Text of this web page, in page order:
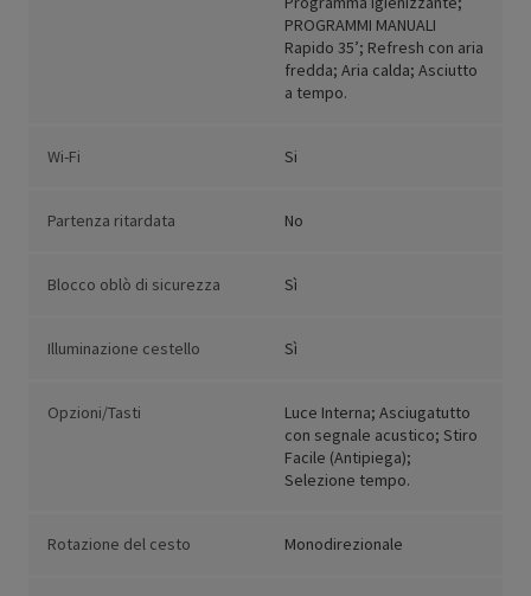
PROGRAMMI MANUALI
Rapido 35’; Refresh con aria
fredda; Aria calda; Asciutto
a tempo.
Wi-Fi Si
Partenza ritardata No
Blocco oblò di sicurezza Sì
Illuminazione cestello Sì
Opzioni/Tasti
Luce Interna; Asciugatutto
con segnale acustico; Stiro
Facile (Antipiega);
Selezione tempo.
Rotazione del cesto Monodirezionale